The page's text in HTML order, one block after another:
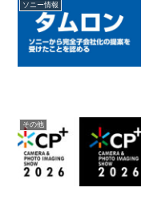
ソニー情報
その他